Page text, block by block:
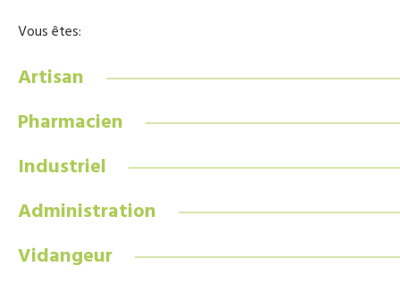
Vous êtes:
Artisan
Pharmacien
Industriel
Administration
Vidangeur